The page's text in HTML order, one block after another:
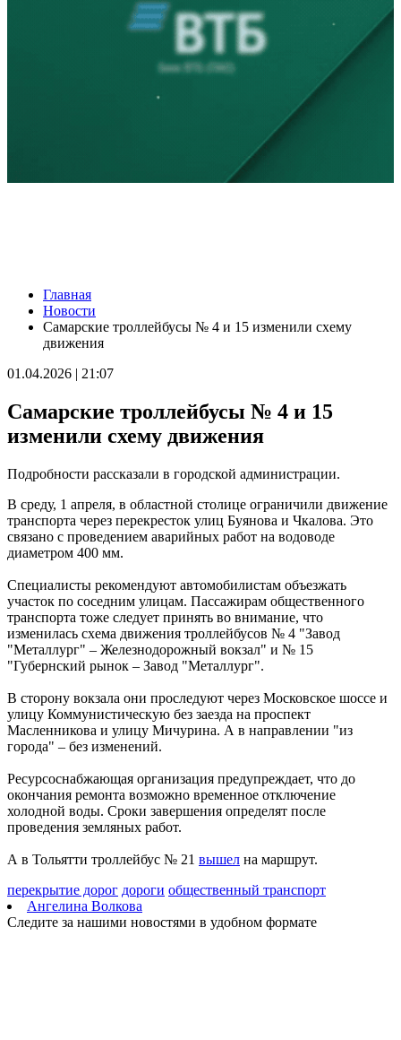
В Самарской области рано утром 8 августа объявили
ракетную и беспилотную опасность
08.08.2026 | 04:40
В Большой Глушице появится зона отдыха у воды
Вячеслав Федорищев: "Важно отмечать тех, кто всей душой и
вклад в ее развитие"
07.08.2026 | 21:21
В Самаре изменят схему движения шести автобусов с 8 до 12
07.08.2026 | 20:51
— "Балтика"
07.08.2026 | 20:07
В Самаре временно изменят маршруты дачных автобусов №
172 и 174
Лук, капуста и свекла: в Минпромторге Самарской области
рассказали, какие продукты дорожают летом
07.08.2026 | 19:11
В селе Усинское тушили крышу "заброшки" 7 августа
07.08.2026 | 18:55
В облизбиркоме разыграли порядок размещения эмблем
07.08.2026 | 18:49
Исследование: россияне увеличивают расходы на спорт и
ЗОЖ
07.08.2026 | 18:24
четырех пляжах
07.08.2026 | 18:22
Вячеслав Федорищев впервые вручил знак "За вклад в
развитие Самарской области" выдающимся жителям
В Тольятти отремонтируют тротуары и проезды
"Самара в движении": расписание бесплатных тренировок 8
августа
07.08.2026 | 17:56
Главная
Новости
Самарские троллейбусы № 4 и 15 изменили схему
движения
01.04.2026 | 21:07
Самарские троллейбусы № 4 и 15
изменили схему движения
Подробности рассказали в городской администрации.
В среду, 1 апреля, в областной столице ограничили движение
транспорта через перекресток улиц Буянова и Чкалова. Это
связано с проведением аварийных работ на водоводе
диаметром 400 мм.
Специалисты рекомендуют автомобилистам объезжать
участок по соседним улицам. Пассажирам общественного
транспорта тоже следует принять во внимание, что
изменилась схема движения троллейбусов № 4 "Завод
"Металлург" – Железнодорожный вокзал" и № 15
"Губернский рынок – Завод "Металлург".
В сторону вокзала они проследуют через Московское шоссе и
улицу Коммунистическую без заезда на проспект
Масленникова и улицу Мичурина. А в направлении "из
города" – без изменений.
Ресурсоснабжающая организация предупреждает, что до
окончания ремонта возможно временное отключение
холодной воды. Сроки завершения определят после
проведения земляных работ.
А в Тольятти троллейбус № 21 вышел на маршрут.
перекрытие дорог дороги общественный транспорт
Ангелина Волкова
Следите за нашими новостями в удобном формате